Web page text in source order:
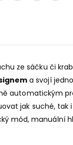
ze sáčku či
a svojí
automatickým
jak suché, tak
mód, manuální